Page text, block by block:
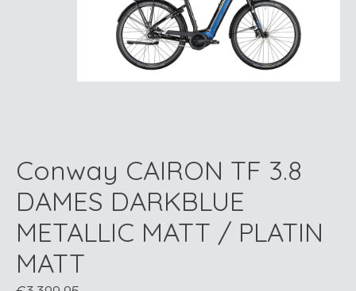
Conway CAIRON TF 3.8
DAMES DARKBLUE
METALLIC MATT / PLATIN
MATT